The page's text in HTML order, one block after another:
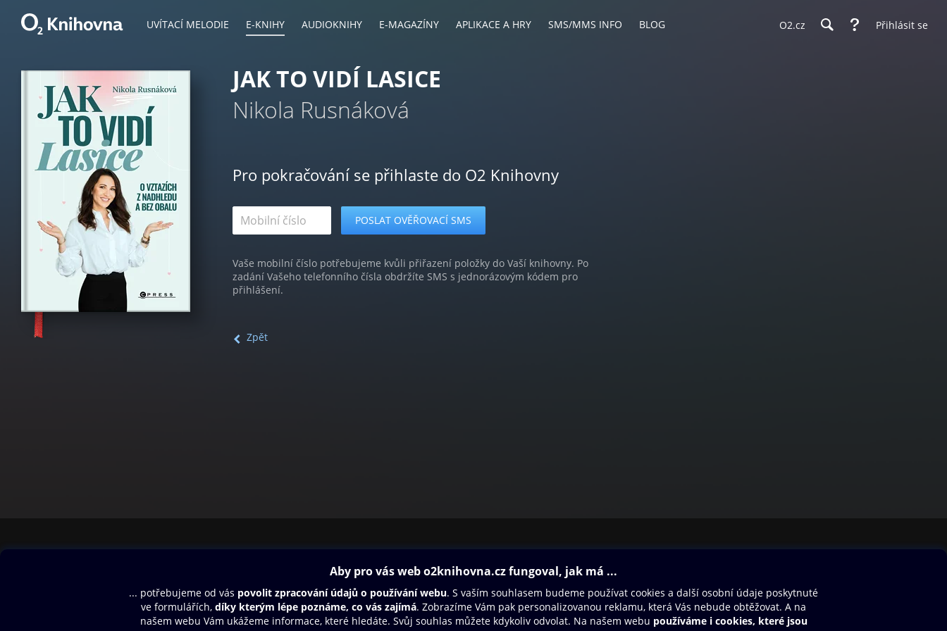
UVÍTACÍ MELODIE E-KNIHY AUDIOKNIHY E-MAGAZÍNY APLIKACE A HRY SMS/MMS INFO BLOG O2.cz Přihlásit se
JAK TO VIDÍ LASICE
Nikola Rusnáková
Pro pokračování se přihlaste do O2 Knihovny
Vaše mobilní číslo potřebujeme kvůli přiřazení položky do Vaší knihovny. Po
zadání Vašeho telefonního čísla obdržíte SMS s jednorázovým kódem pro
přihlášení.
Zpět
Aplikace a hry
SMS/MMS Info
Blog
Dárkový poukaz
Nápověda
Oneplay Originály
Sport